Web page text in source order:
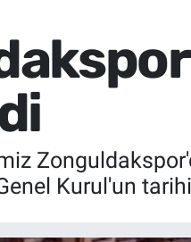
Kurul'un